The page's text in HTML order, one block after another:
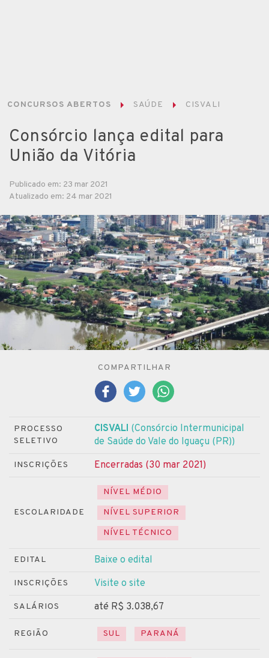
CONCURSOS ABERTOS SAÚDE CISVALI
Consórcio lança edital para
União da Vitória
Publicado em: 23 mar 2021
Atualizado em: 24 mar 2021
COMPARTILHAR
PROCESSO
SELETIVO
CISVALI (Consórcio Intermunicipal
de Saúde do Vale do Iguaçu (PR))
INSCRIÇÕES Encerradas (30 mar 2021)
ESCOLARIDADE
NÍVEL MÉDIO
NÍVEL SUPERIOR
NÍVEL TÉCNICO
EDITAL Baixe o edital
INSCRIÇÕES Visite o site
SALÁRIOS até R$ 3.038,67
REGIÃO SUL PARANÁ